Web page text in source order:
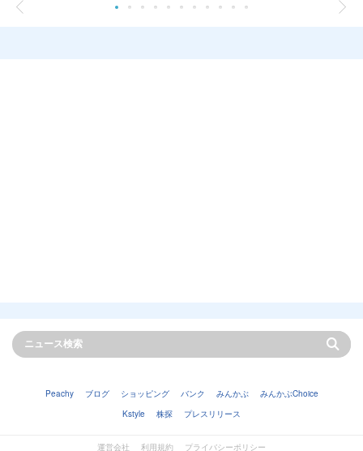
Peachy ブログ ショッピング バンク みんかぶ
みんかぶChoice
Kstyle
株探 プレスリリース
運営会社 利用規約 プライバシーポリシー